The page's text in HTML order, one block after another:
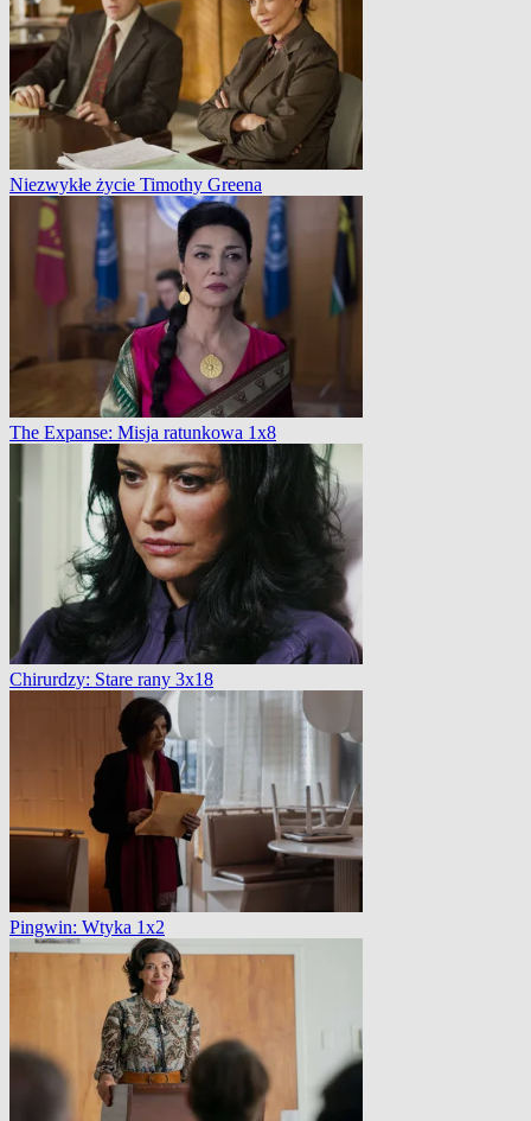
Niezwykłe życie Timothy Greena
The Expanse: Misja ratunkowa 1x8
Chirurdzy: Stare rany 3x18
Pingwin: Wtyka 1x2